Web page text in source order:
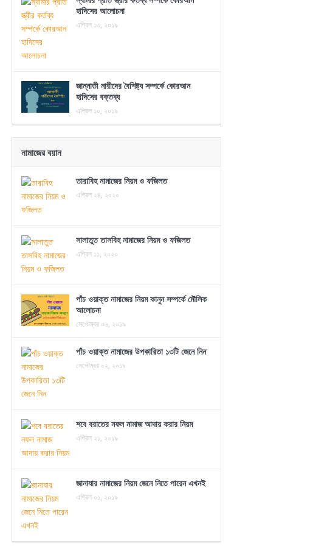
হাদিসের আলোচনা
এপ্রিল ১৩, ২০১৯
জান্নাতী নারীদের বৈশিষ্ট্য সম্পর্কে কোরআন
হাদিসের বক্তব্য
এপ্রিল ১০, ২০১৯
নামাজের বয়ান
তারাবিহ নামাজের নিয়ম ও ফজিলত
এপ্রিল ২৪, ২০২০
সালাতুত তাসবিহ নামাজের নিয়ম ও ফজিলত
এপ্রিল ১১, ২০২০
পাঁচ ওয়াক্ত নামাজের নিয়ম কানুন সম্পর্কে মৌলিক
আলোচনা
সেপ্টেম্বর ০৬, ২০১৯
পাঁচ ওয়াক্ত নামাজের উপকারিতা ১৩টি জেনে নিন
সেপ্টেম্বর ০২, ২০১৯
শবে বরাতের নফল নামাজ আদায় করার নিয়ম
এপ্রিল ২১, ২০১৯
জানাযার নামাজের নিয়ম জেনে নিতে পারেন এখনই
এপ্রিল ০১, ২০১৯